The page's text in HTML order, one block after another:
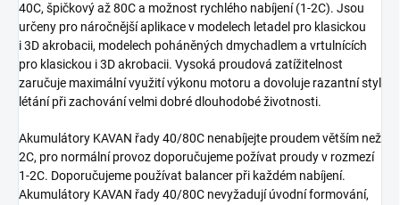
40C, špičkový až 80C a možnost rychlého nabíjení (1-2C). Jsou
určeny pro náročnější aplikace v modelech letadel pro klasickou
i 3D akrobacii, modelech poháněných dmychadlem a vrtulnících
pro klasickou i 3D akrobacii. Vysoká proudová zatížitelnost
zaručuje maximální využití výkonu motoru a dovoluje razantní styl
létání při zachování velmi dobré dlouhodobé životnosti.
Akumulátory KAVAN řady 40/80C nenabíjejte proudem větším než
2C, pro normální provoz doporučujeme požívat proudy v rozmezí
1-2C. Doporučujeme používat balancer při každém nabíjení.
Akumulátory KAVAN řady 40/80C nevyžadují úvodní formování,